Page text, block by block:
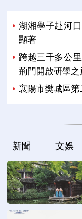
湖湘學子赴河
顯著
跨越三千多公
荊門開啟研學之
襄陽市樊城區
新聞 文娛